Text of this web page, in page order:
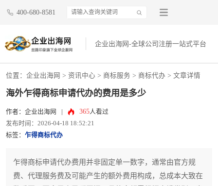
400-680-8581
企业出海网-全球公司注册一站式平台
位置： 企业出海网 > 资讯中心 > 商标服务 > 商标代办 > 文章详情
海外乍得商标申请代办的费用是多少
作者：企业出海网 365人看过
发布时间：2026-04-18 18:52:21
标签： 乍得商标代办
乍得商标申请代办费用并非固定单一数字，通常由官方规
费、代理服务费及可能产生的额外费用构成，总成本大致在